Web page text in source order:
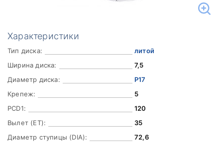
Характеристики
Тип диска:
литой
Ширина диска:
7,5
Диаметр диска:
Р17
Крепеж:
5
PCD1:
120
Вылет (ET):
35
Диаметр ступицы (DIA):
72,6